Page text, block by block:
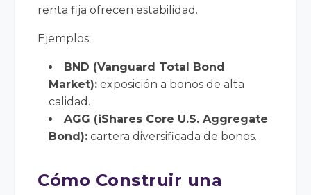
renta fija ofrecen estabilidad.
Ejemplos:
BND (Vanguard Total Bond
Market): exposición a bonos de alta
calidad.
AGG (iShares Core U.S. Aggregate
Bond): cartera diversificada de bonos.
Cómo Construir una